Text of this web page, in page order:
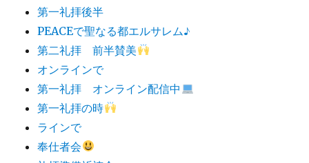
第一礼拝後半
PEACEで聖なる都エルサレム♪
第二礼拝 前半賛美
オンラインで
第一礼拝 オンライン配信中
第一礼拝の時
ラインで
奉仕者会